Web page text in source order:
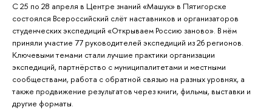
С 25 по 28 апреля в Центре знаний «Машук» в Пятигорске
состоялся Всероссийский слёт наставников и организаторов
студенческих экспедиций «Открываем Россию заново». В нём
приняли участие 77 руководителей экспедиций из 26 регионов.
Ключевыми темами стали лучшие практики организации
экспедиций, партнёрство с муниципалитетами и местными
сообществами, работа с обратной связью на разных уровнях, а
также продвижение результатов через книги, фильмы, выставки и
другие форматы.